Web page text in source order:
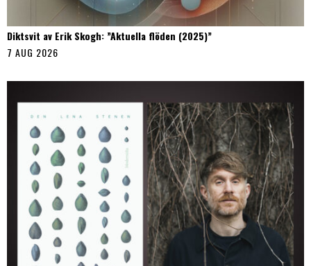
Diktsvit av Erik Skogh: ”Aktuella flöden (2025)”
7 AUG 2026